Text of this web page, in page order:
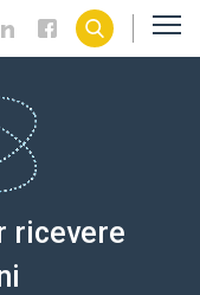
ricevere